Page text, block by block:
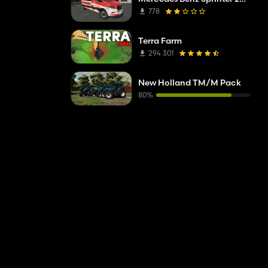
que pode
778
Terra Farm
294 301
New Holland TM/M Pack
80%